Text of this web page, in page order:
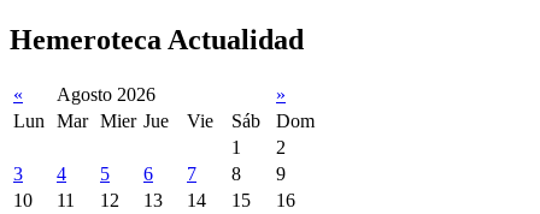
Hemeroteca Actualidad
« Agosto 2026
»
Lun
Mar Mier Jue Vie Sáb
Dom
1
2
3
4 5 6 7 8
9
10
11 12 13 14 15
16